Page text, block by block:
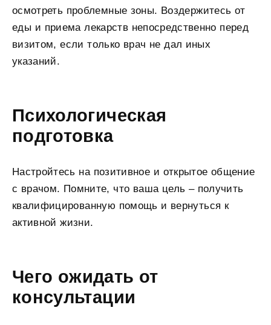
осмотреть проблемные зоны. Воздержитесь от
еды и приема лекарств непосредственно перед
визитом, если только врач не дал иных
указаний.
Психологическая
подготовка
Настройтесь на позитивное и открытое общение
с врачом. Помните, что ваша цель – получить
квалифицированную помощь и вернуться к
активной жизни.
Чего ожидать от
консультации